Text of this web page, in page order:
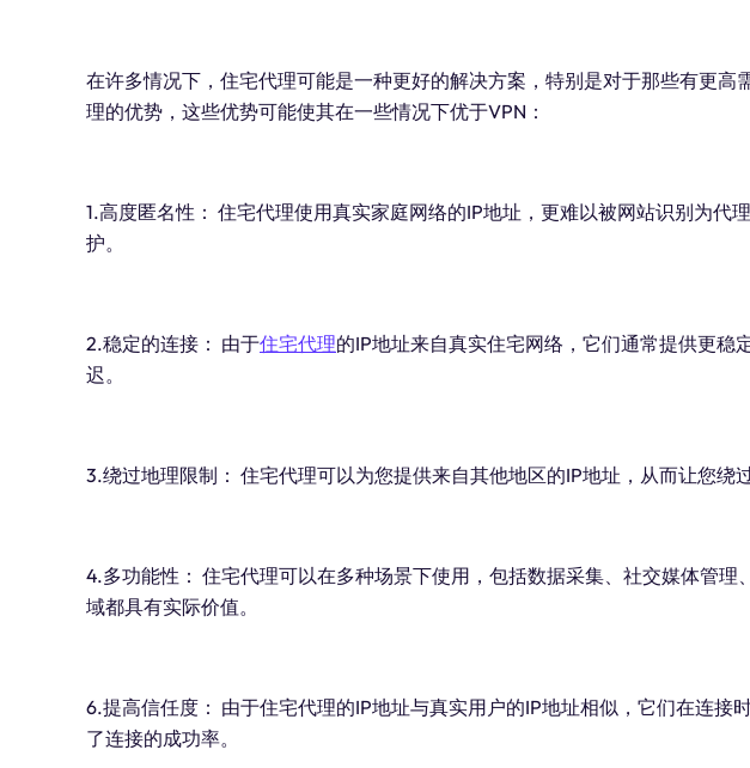
在许多情况下，住宅代理可能是一种更好的解决方案，特别是对于那些有更高
理的优势，这些优势可能使其在一些情况下优于VPN：
1.高度匿名性： 住宅代理使用真实家庭网络的IP地址，更难以被网站识别为代
护。
2.稳定的连接： 由于住宅代理的IP地址来自真实住宅网络，它们通常提供更稳
迟。
3.绕过地理限制： 住宅代理可以为您提供来自其他地区的IP地址，从而让您绕
4.多功能性： 住宅代理可以在多种场景下使用，包括数据采集、社交媒体管理
域都具有实际价值。
6.提高信任度： 由于住宅代理的IP地址与真实用户的IP地址相似，它们在连接
了连接的成功率。